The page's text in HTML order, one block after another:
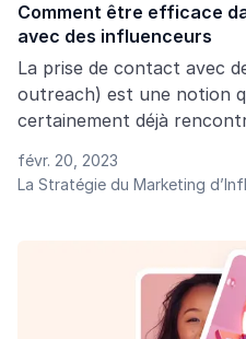
Comment être efficace
avec des influenceurs
La prise de contact avec
outreach) est une notion
certainement déjà
pas de leur envoyer des
de croiser les doigts pour
un influenceur, il faut
pour le conquérir et
confiance s’établisse
févr. 20, 2023
La Stratégie du Marketing